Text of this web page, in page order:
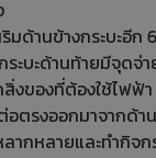
ด้านข้างกระบะอีก
ระบะด้านท้ายมีจุดจ่
งของที่ต้องใช้ไฟฟ้
ตรงออกมาจากด้า
ลากหลายและทำกิจ